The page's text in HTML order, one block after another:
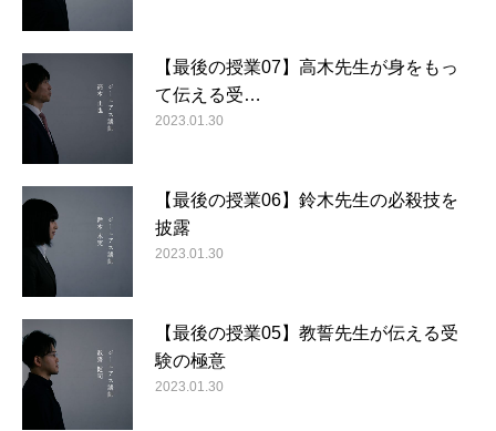
【最後の授業07】高木先生が身をもっ
て伝える受…
2023.01.30
【最後の授業06】鈴木先生の必殺技を
披露
2023.01.30
【最後の授業05】教誓先生が伝える受
験の極意
2023.01.30